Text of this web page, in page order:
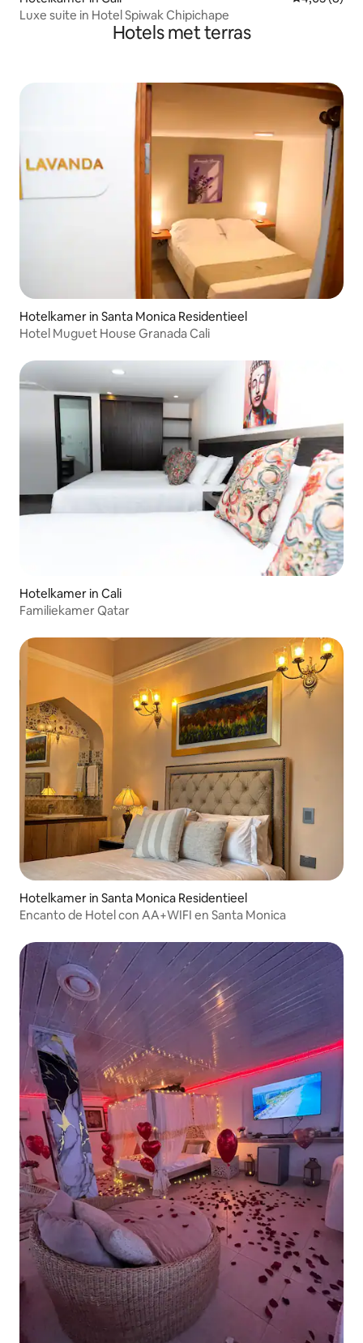
Luxe suite in Hotel Spiwak Chipichape
Hotels met terras
Hotelkamer in Santa Monica Residentieel
Hotel Muguet House Granada Cali
Hotelkamer in Cali
Familiekamer Qatar
Hotelkamer in Santa Monica Residentieel
Encanto de Hotel con AA+WIFI en Santa Monica